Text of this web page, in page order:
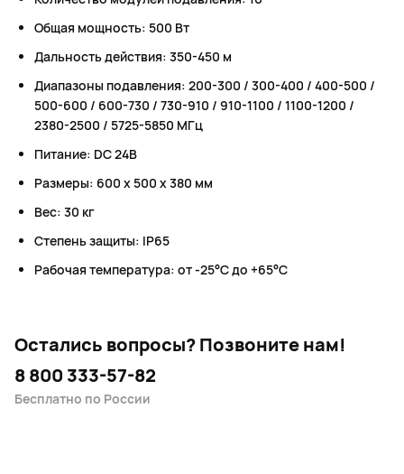
Общая мощность: 500 Вт
Дальность действия: 350-450 м
Диапазоны подавления: 200-300 / 300-400 / 400-500 /
500-600 / 600-730 / 730-910 / 910-1100 / 1100-1200 /
2380-2500 / 5725-5850 МГц
Питание: DC 24В
Размеры: 600 x 500 x 380 мм
Вес: 30 кг
Степень защиты: IP65
Рабочая температура: от -25°С до +65°С
Остались вопросы?Позвоните нам!
8 800 333-57-82
Бесплатно по России